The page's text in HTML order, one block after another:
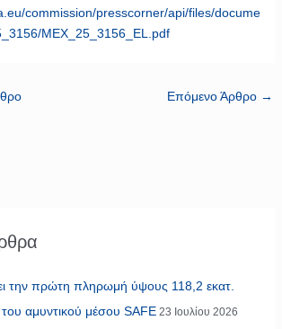
commission/presscorner/api/files/docume
MEX_25_3156_EL.pdf
Επόμενο Άρθρο →
την πρώτη πληρωμή ύψους 118,2 εκατ.
αμυντικού μέσου SAFE 23 Ιουλίου 2026